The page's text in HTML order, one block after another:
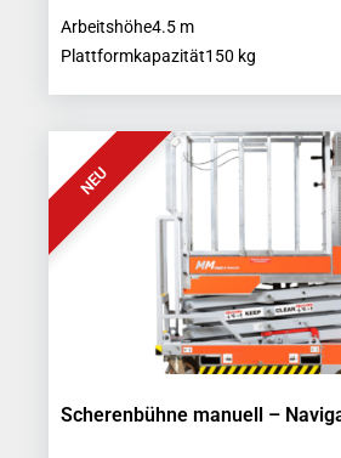
Arbeitshöhe4.5 m
Plattformkapazität150 kg
NEU
Scherenbühne manuell –